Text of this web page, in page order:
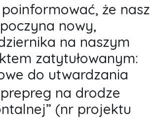
że nasz
nowy,
na naszym
zatytułowanym:
do utwardzania
na drodze
(nr projektu